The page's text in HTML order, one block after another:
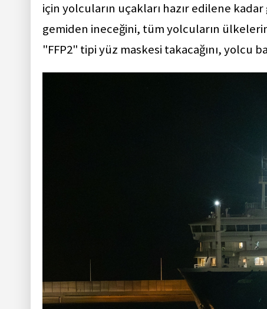
için yolcuların uçakları hazır edilene
gemiden ineceğini, tüm yolcuların
"FFP2" tipi yüz maskesi takacağını, yolcu